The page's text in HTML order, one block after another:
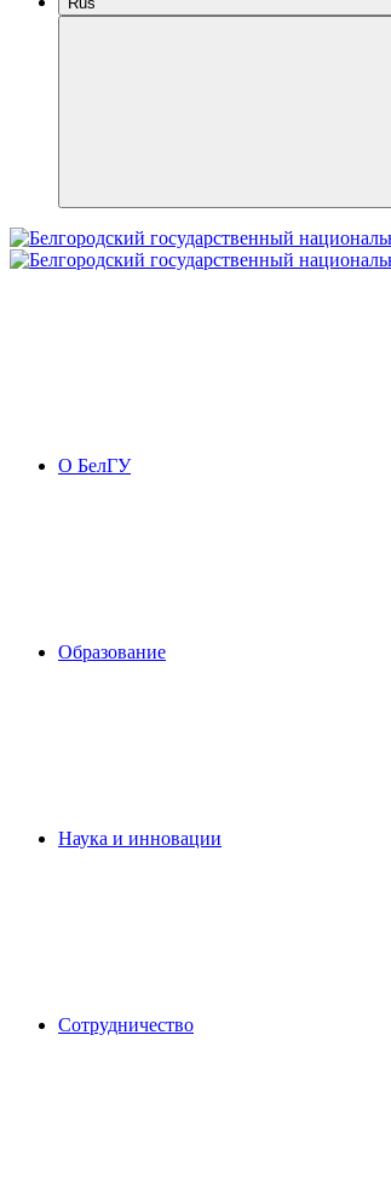
О БелГУ
Образование
Наука и инновации
Сотрудничество